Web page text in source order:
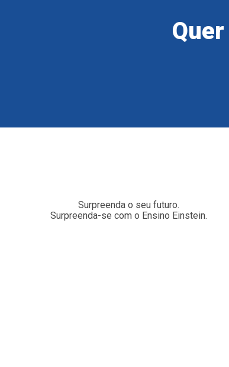
Surpreenda o seu futuro.
Surpreenda-se com o Ensino Einstein.